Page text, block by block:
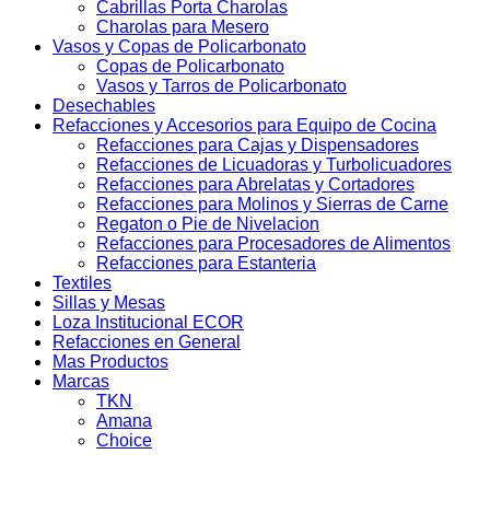
Cabrillas Porta Charolas
Charolas para Mesero
Vasos y Copas de Policarbonato
Copas de Policarbonato
Vasos y Tarros de Policarbonato
Desechables
Refacciones y Accesorios para Equipo de Cocina
Refacciones para Cajas y Dispensadores
Refacciones de Licuadoras y Turbolicuadores
Refacciones para Abrelatas y Cortadores
Refacciones para Molinos y Sierras de Carne
Regaton o Pie de Nivelacion
Refacciones para Procesadores de Alimentos
Refacciones para Estanteria
Textiles
Sillas y Mesas
Loza Institucional ECOR
Refacciones en General
Mas Productos
Marcas
TKN
Amana
Choice